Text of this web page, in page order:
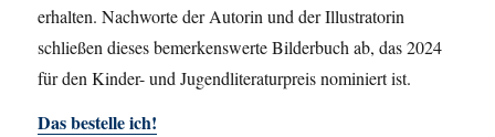
erhalten. Nachworte der Autorin und der Illustratorin
schließen dieses bemerkenswerte Bilderbuch ab, das 2024
für den Kinder- und Jugendliteraturpreis nominiert ist.
Das bestelle ich!